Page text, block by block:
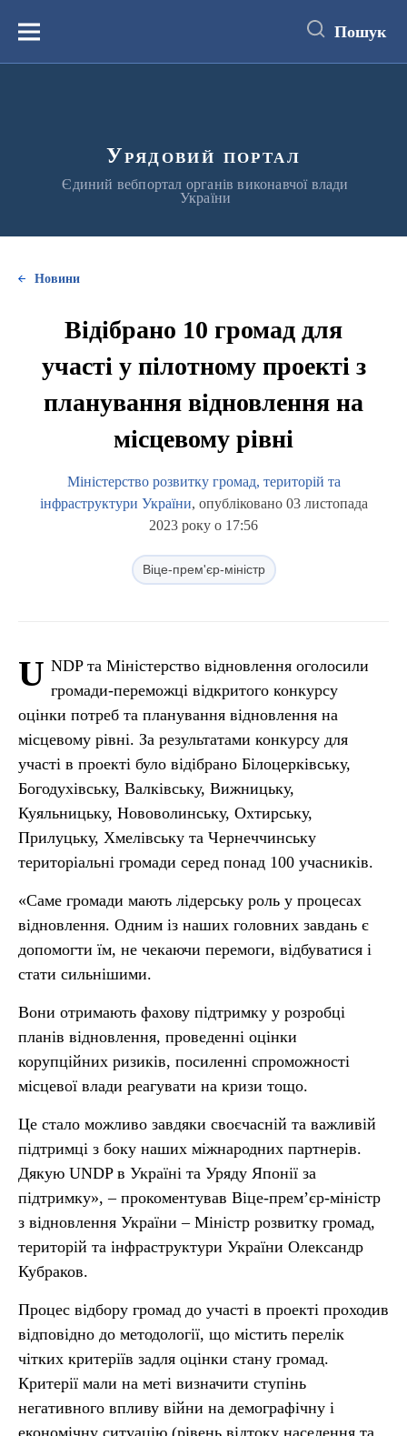
вмістуМеню Пошук
Урядовий портал
Єдиний вебпортал органів виконавчої влади
України
Новини
Відібрано 10 громад для
участі у пілотному проекті з
планування відновлення на
місцевому рівні
Міністерство розвитку громад, територій та
інфраструктури України, опубліковано 03 листопада
2023 року о 17:56
Віце-прем'єр-міністр
U NDP та Міністерство відновлення оголосили
громади-переможці відкритого конкурсу
оцінки потреб та планування відновлення на
місцевому рівні. За результатами конкурсу для
участі в проекті було відібрано Білоцерківську,
Богодухівську, Валківську, Вижницьку,
Куяльницьку, Нововолинську, Охтирську,
Прилуцьку, Хмелівську та Чернеччинську
територіальні громади серед понад 100 учасників.
«Саме громади мають лідерську роль у процесах
відновлення. Одним із наших головних завдань є
допомогти їм, не чекаючи перемоги, відбуватися і
стати сильнішими.
Вони отримають фахову підтримку у розробці
планів відновлення, проведенні оцінки
корупційних ризиків, посиленні спроможності
місцевої влади реагувати на кризи тощо.
Це стало можливо завдяки своєчасній та важливій
підтримці з боку наших міжнародних партнерів.
Дякую UNDP в Україні та Уряду Японії за
підтримку», – прокоментував Віце-прем’єр-міністр
з відновлення України – Міністр розвитку громад,
територій та інфраструктури України Олександр
Кубраков.
Процес відбору громад до участі в проекті проходив
відповідно до методології, що містить перелік
чітких критеріїв задля оцінки стану громад.
Критерії мали на меті визначити ступінь
негативного впливу війни на демографічну і
економічну ситуацію (рівень відтоку населення та